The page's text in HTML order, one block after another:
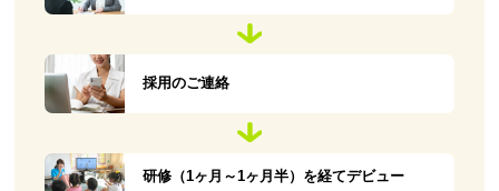
採用のご連絡
研修（1ヶ月～1ヶ月半）を経てデビュー